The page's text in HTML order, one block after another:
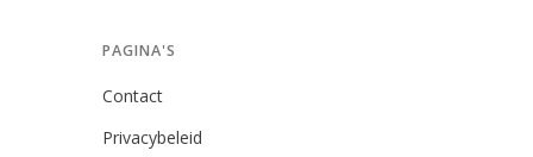
PAGINA'S
Contact
Privacybeleid